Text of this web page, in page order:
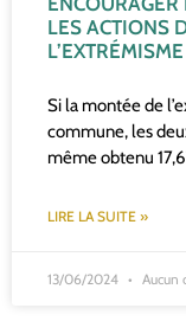
LES ACTIONS
L’EXTRÉMISME
Si la montée de
commune, les
même obtenu
LIRE LA SUITE »
13/06/2024 Aucun